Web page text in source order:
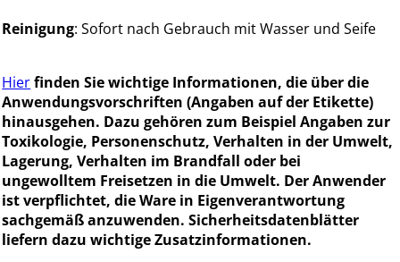
Reinigung: Sofort nach Gebrauch mit Wasser und Seife
Hierfinden Sie wichtige Informationen, die über die
Anwendungsvorschriften (Angaben auf der Etikette)
hinausgehen. Dazu gehören zum Beispiel Angaben zur
Toxikologie, Personenschutz, Verhalten in der Umwelt,
Lagerung, Verhalten im Brandfall oder bei
ungewolltem Freisetzen in die Umwelt. Der Anwender
ist verpflichtet, die Ware in Eigenverantwortung
sachgemäß anzuwenden. Sicherheitsdatenblätter
liefern dazu wichtige Zusatzinformationen.